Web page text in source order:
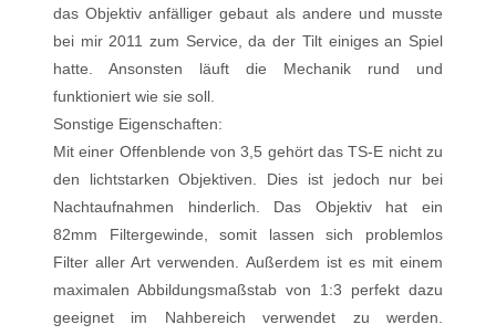
das Objektiv anfälliger gebaut als andere und musste
bei mir 2011 zum Service, da der Tilt einiges an Spiel
hatte. Ansonsten läuft die Mechanik rund und
funktioniert wie sie soll.
Sonstige Eigenschaften:
Mit einer Offenblende von 3,5 gehört das TS-E nicht zu
den lichtstarken Objektiven. Dies ist jedoch nur bei
Nachtaufnahmen hinderlich. Das Objektiv hat ein
82mm Filtergewinde, somit lassen sich problemlos
Filter aller Art verwenden. Außerdem ist es mit einem
maximalen Abbildungsmaßstab von 1:3 perfekt dazu
geeignet im Nahbereich verwendet zu werden.